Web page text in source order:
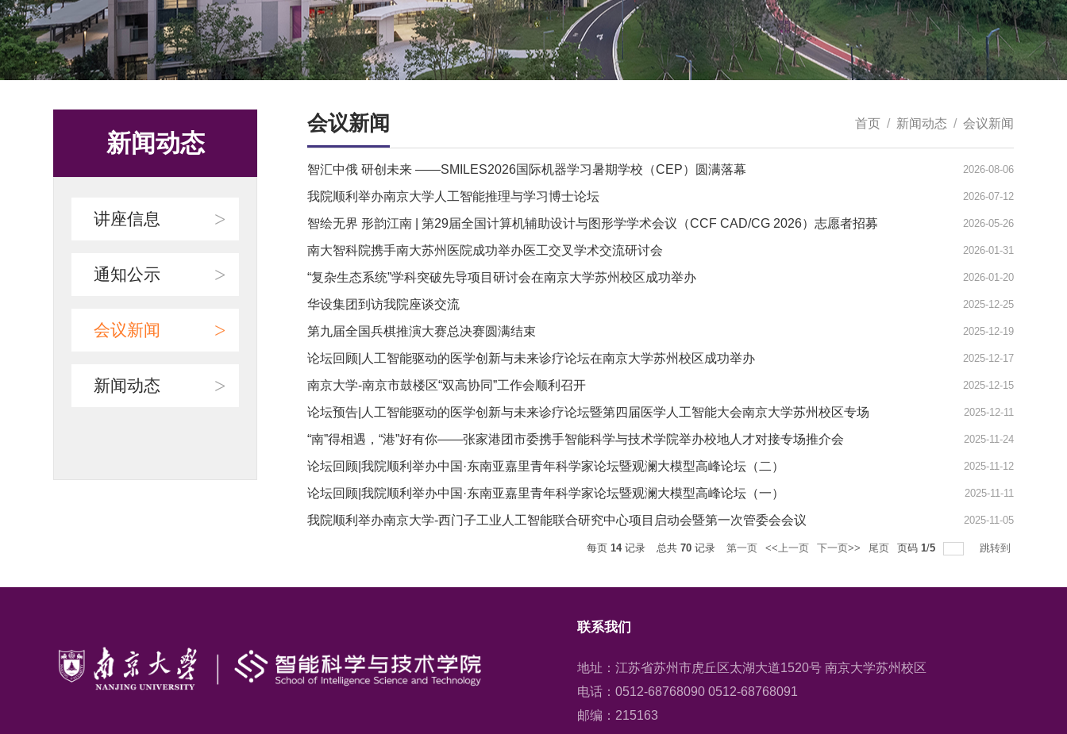
新闻动态
讲座信息 >
通知公示 >
会议新闻 >
新闻动态 >
首页 / 新闻动态 / 会议新闻
会议新闻
智汇中俄 研创未来 ——SMILES2026国际机器学习暑期学校（CEP）圆满落幕 2026-08-06
我院顺利举办南京大学人工智能推理与学习博士论坛 2026-07-12
智绘无界 形韵江南 | 第29届全国计算机辅助设计与图形学学术会议（CCF CAD/CG 2026）志愿者招募 2026-05-26
南大智科院携手南大苏州医院成功举办医工交叉学术交流研讨会 2026-01-31
“复杂生态系统”学科突破先导项目研讨会在南京大学苏州校区成功举办 2026-01-20
华设集团到访我院座谈交流 2025-12-25
第九届全国兵棋推演大赛总决赛圆满结束 2025-12-19
论坛回顾|人工智能驱动的医学创新与未来诊疗论坛在南京大学苏州校区成功举办 2025-12-17
南京大学-南京市鼓楼区“双高协同”工作会顺利召开 2025-12-15
论坛预告|人工智能驱动的医学创新与未来诊疗论坛暨第四届医学人工智能大会南京大学苏州校区专场 2025-12-11
“南”得相遇，“港”好有你——张家港团市委携手智能科学与技术学院举办校地人才对接专场推介会 2025-11-24
论坛回顾|我院顺利举办中国·东南亚嘉里青年科学家论坛暨观澜大模型高峰论坛（二） 2025-11-12
论坛回顾|我院顺利举办中国·东南亚嘉里青年科学家论坛暨观澜大模型高峰论坛（一） 2025-11-11
我院顺利举办南京大学-西门子工业人工智能联合研究中心项目启动会暨第一次管委会会议 2025-11-05
每页 14记录 总共 70记录 第一页 <<上一页 下一页>> 尾页 页码 1/5 跳转到
联系我们
地址：江苏省苏州市虎丘区太湖大道1520号 南京大学苏州校区
电话：0512-68768090 0512-68768091
邮编：215163